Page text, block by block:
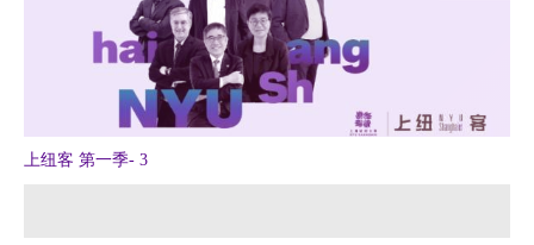
上纽客 第一季- 3